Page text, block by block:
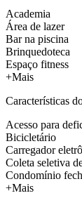
Academia
Área de lazer
Bar na piscina
Brinquedoteca
Espaço fitness
+Mais
Características
Acesso para
Bicicletário
Carregador
Coleta seletiva
Condomínio
+Mais